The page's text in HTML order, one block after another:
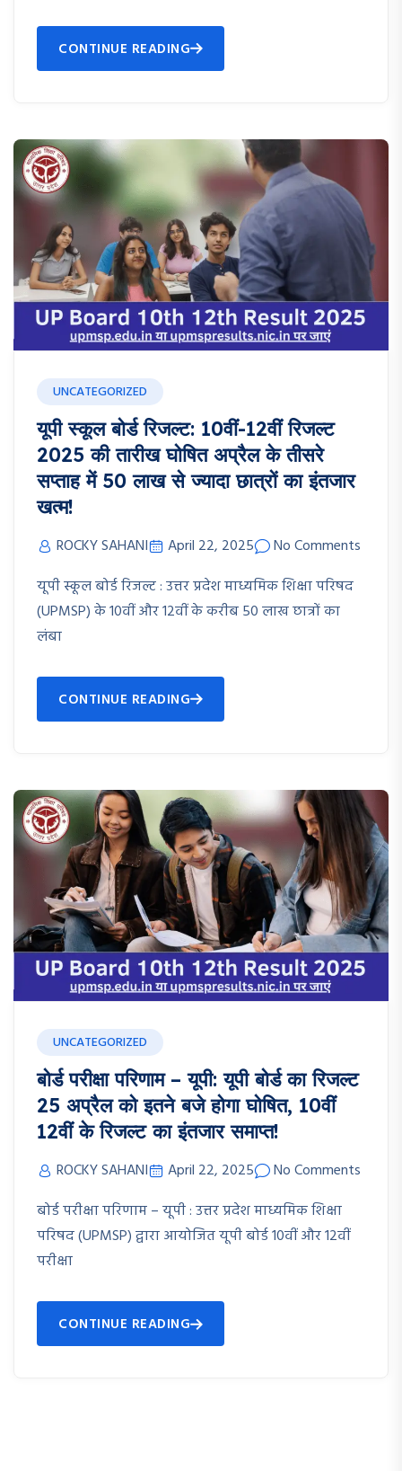
CONTINUE READING
UNCATEGORIZED
यूपी स्कूल बोर्ड रिजल्ट: 10वीं-12वीं रिजल्ट
2025 की तारीख घोषित अप्रैल के तीसरे
सप्ताह में 50 लाख से ज्यादा छात्रों का इंतजार
खत्म!
ROCKY SAHANI April 22, 2025
No Comments
यूपी स्कूल बोर्ड रिजल्ट : उत्तर प्रदेश माध्यमिक शिक्षा परिषद
(UPMSP) के 10वीं और 12वीं के करीब 50 लाख छात्रों का
लंबा
CONTINUE READING
UNCATEGORIZED
बोर्ड परीक्षा परिणाम – यूपी: यूपी बोर्ड का रिजल्ट
25 अप्रैल को इतने बजे होगा घोषित, 10वीं
12वीं के रिजल्ट का इंतजार समाप्त!
ROCKY SAHANI April 22, 2025
No Comments
बोर्ड परीक्षा परिणाम – यूपी : उत्तर प्रदेश माध्यमिक शिक्षा
परिषद (UPMSP) द्वारा आयोजित यूपी बोर्ड 10वीं और 12वीं
परीक्षा
CONTINUE READING